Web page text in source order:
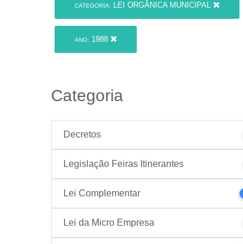
CATEGORIA: LEI ORGÂNICA MUNICIPAL
ANO: 1988
Categoria
Decretos
Legislação Feiras Itinerantes
Lei Complementar
Lei da Micro Empresa